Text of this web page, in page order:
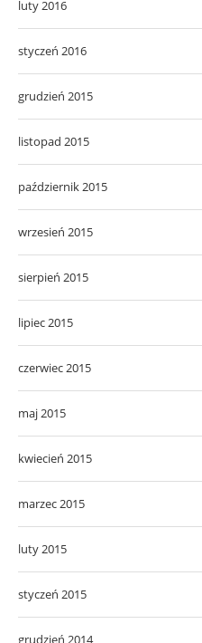
luty 2016
styczeń 2016
grudzień 2015
listopad 2015
październik 2015
wrzesień 2015
sierpień 2015
lipiec 2015
czerwiec 2015
maj 2015
kwiecień 2015
marzec 2015
luty 2015
styczeń 2015